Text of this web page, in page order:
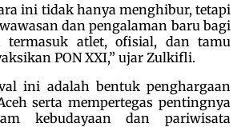
ini tidak hanya menghibur, tetapi
dan pengalaman baru bagi
termasuk atlet, ofisial, dan tamu
PON XXI,” ujar Zulkifli.
ini adalah bentuk penghargaan
serta mempertegas pentingnya
kebudayaan dan pariwisata